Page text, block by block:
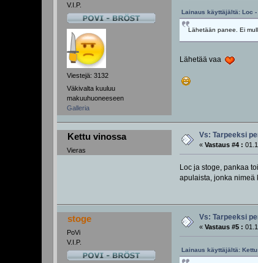
V.I.P.
Viestejä: 3132
Väkivalta kuuluu
makuuhuoneeseen
Galleria
Lainaus käyttäjältä: Loc -
Lähetään panee. Ei
Lähetää vaa
Kettu vinossa
Vieras
Vs: Tarpeeksi
«Vastaus #4 :
Loc ja stoge, pankaa
apulaista, jonka nimeä
stoge
PoVi
V.I.P.
Vs: Tarpeeksi
«Vastaus #5 :
Lainaus käyttäjältä: